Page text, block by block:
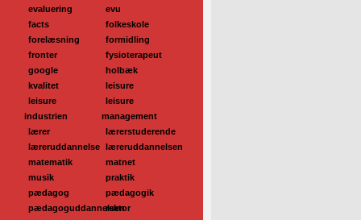
evaluering
evu
facts
folkeskole
forelæsning
formidling
fronter
fysioterapeut
google
holbæk
kvalitet
leisure
leisure
industrien
leisure
management
lærer
lærerstuderende
læreruddannelse læreruddannelsen
matematik
matnet
musik
praktik
pædagog
pædagogik
pædagoguddannelsen
rektor